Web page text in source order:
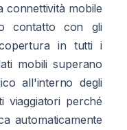
connettività mobile
contatto con gli
in tutti i
mobili superano
all'interno degli
viaggiatori perché
automaticamente